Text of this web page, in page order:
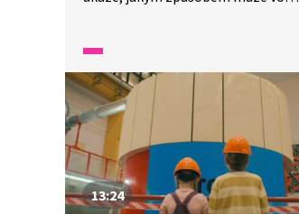
vysvětlí princip vodárenské věže.
13:24